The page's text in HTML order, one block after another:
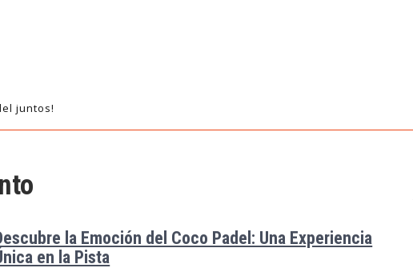
juntos!
la Emoción del Coco Padel: Una Experiencia
en la Pista